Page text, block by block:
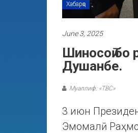
Хабарҳо
June 3, 2025
Шиносоӣ бо
Душанбе.
Муаллиф: «ТВС»
3 июн
Эмомалӣ